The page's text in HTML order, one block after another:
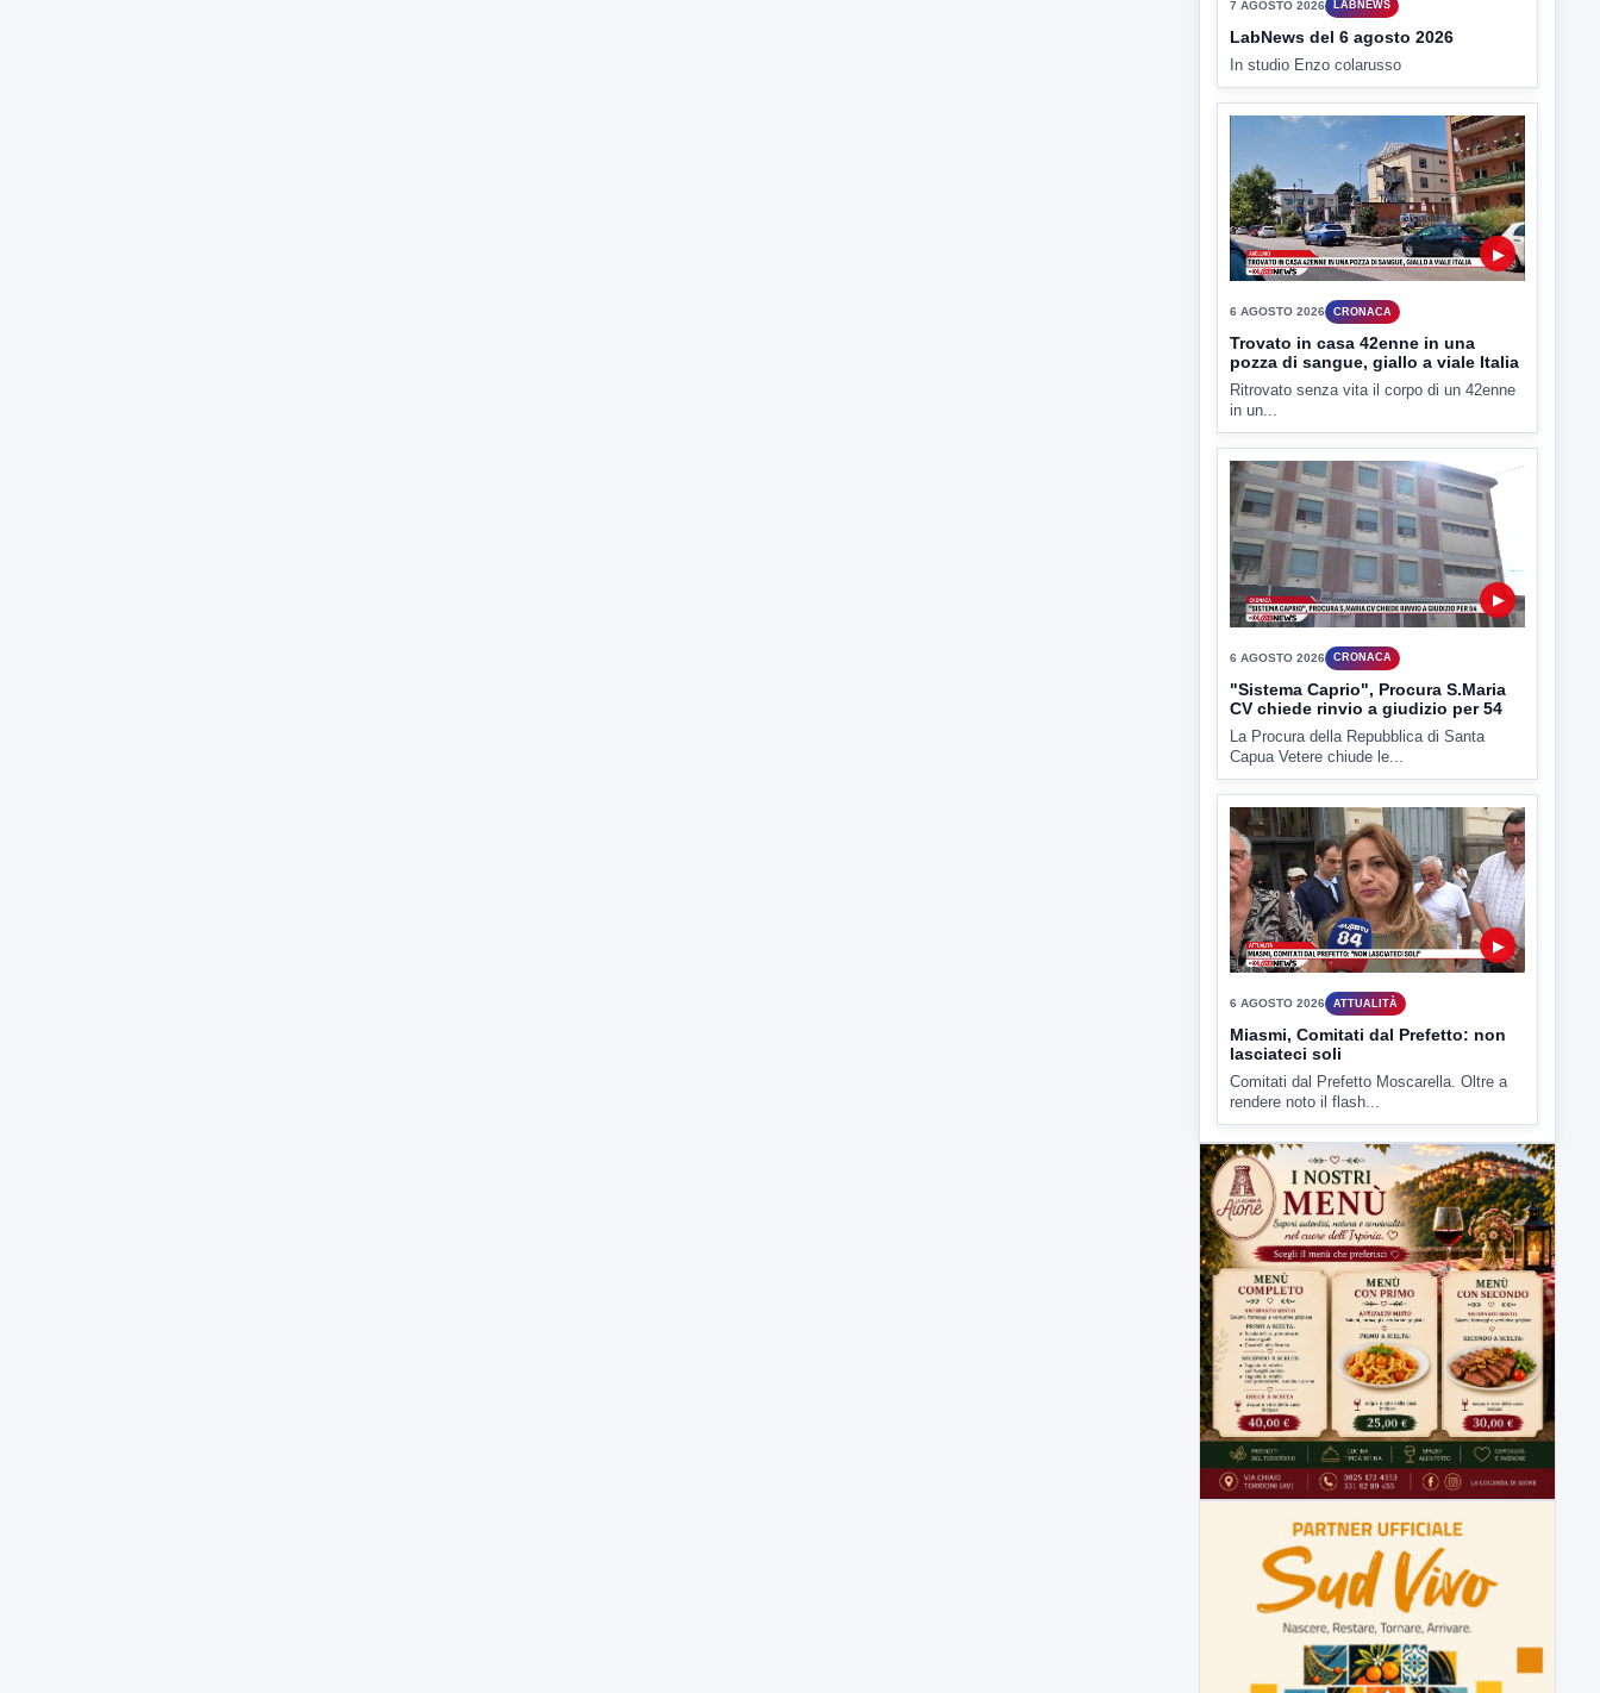
LabNews del 6 agosto 2026
In studio Enzo colarusso
Trovato in casa 42enne in una
pozza di sangue, giallo a viale Italia
Ritrovato senza vita il corpo di un 42enne
in un...
▶
CRONACA
"Sistema Caprio", Procura S.Maria
CV chiede rinvio a giudizio per 54
La Procura della Repubblica di Santa
Capua Vetere chiude le...
▶
Miasmi, Comitati dal Prefetto: non
lasciateci soli
Comitati dal Prefetto Moscarella. Oltre a
rendere noto il flash...